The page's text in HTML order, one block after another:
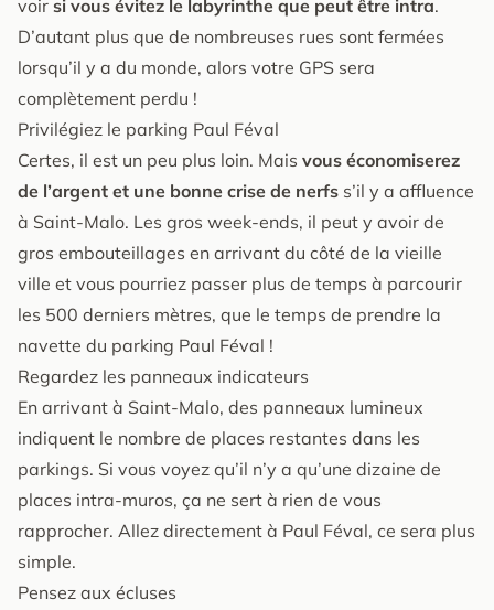
voir si vous évitez le labyrinthe que peut être intra.
D’autant plus que de nombreuses rues sont fermées
lorsqu’il y a du monde, alors votre GPS sera
complètement perdu !
Privilégiez le parking Paul Féval
Certes, il est un peu plus loin. Mais vous économiserez
de l’argent et une bonne crise de nerfs s’il y a affluence
à Saint-Malo. Les gros week-ends, il peut y avoir de
gros embouteillages en arrivant du côté de la vieille
ville et vous pourriez passer plus de temps à parcourir
les 500 derniers mètres, que le temps de prendre la
navette du parking Paul Féval !
Regardez les panneaux indicateurs
En arrivant à Saint-Malo, des panneaux lumineux
indiquent le nombre de places restantes dans les
parkings. Si vous voyez qu’il n’y a qu’une dizaine de
places intra-muros, ça ne sert à rien de vous
rapprocher. Allez directement à Paul Féval, ce sera plus
simple.
Pensez aux écluses